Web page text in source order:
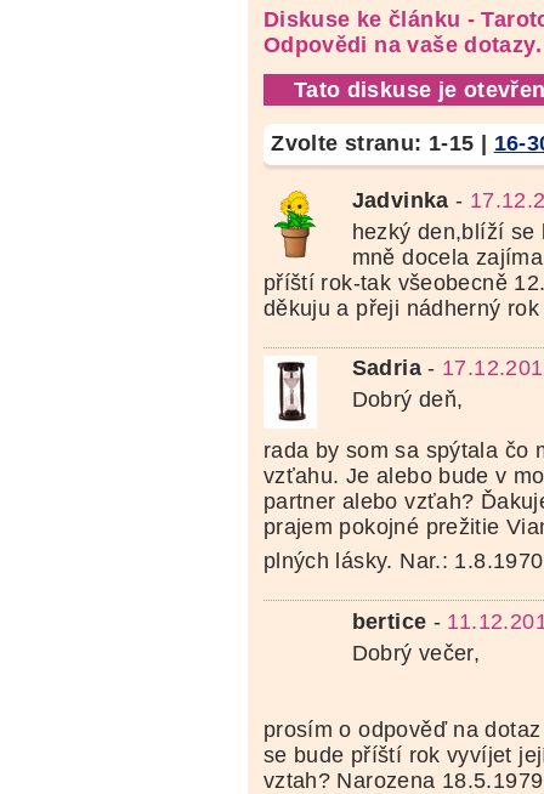
Diskuse ke článku -
Odpovědi na vaše dotazy.
Tato diskuse je
Zvolte stranu: 1-15 16-
Jadvinka -
hezký den,blíží se
mně docela
příští rok-tak všeobecně
děkuju a přeji nádherný
Sadria-
Dobrý deň,
rada by som sa spýtala čo
vzťahu. Je alebo bude v
partner alebo vzťah?
prajem pokojné prežitie
plných lásky. Nar.: 1.8.1970
bertice -
Dobrý večer,
prosím o odpověď na
se bude příští rok vyvíjet
vztah? Narozena